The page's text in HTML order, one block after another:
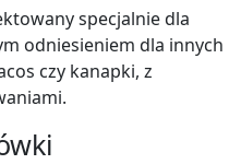
specjalnie dla
odniesieniem dla innych
czy kanapki, z